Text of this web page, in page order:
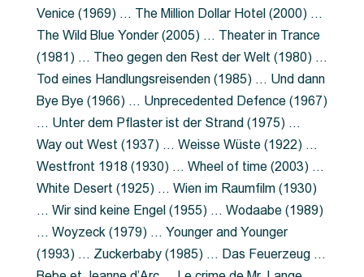
Venice (1969) … The Million Dollar Hotel (2000) …
The Wild Blue Yonder (2005) … Theater in Trance
(1981) … Theo gegen den Rest der Welt (1980) …
Tod eines Handlungsreisenden (1985) … Und dann
Bye Bye (1966) … Unprecedented Defence (1967)
… Unter dem Pflaster ist der Strand (1975) …
Way out West (1937) … Weisse Wüste (1922) …
Westfront 1918 (1930) … Wheel of time (2003) …
White Desert (1925) … Wien im Raumfilm (1930)
… Wir sind keine Engel (1955) … Wodaabe (1989)
… Woyzeck (1979) … Younger and Younger
(1993) … Zuckerbaby (1985) … Das Feuerzeug …